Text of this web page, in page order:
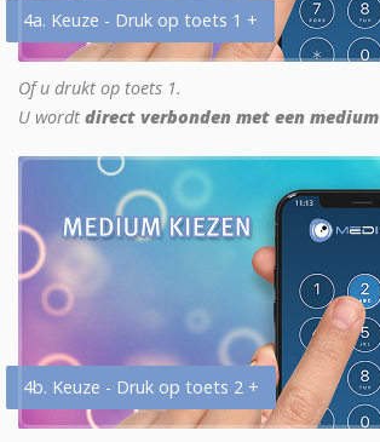
4a. Keuze - Druk op toets 1 +
Of u drukt op toets 1.
U wordt direct verbonden met een medium
4b. Keuze - Druk op toets 2 +